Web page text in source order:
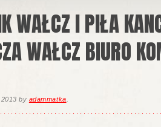
WAŁCZ I PIŁA
WAŁCZ BIURO
by adammatka